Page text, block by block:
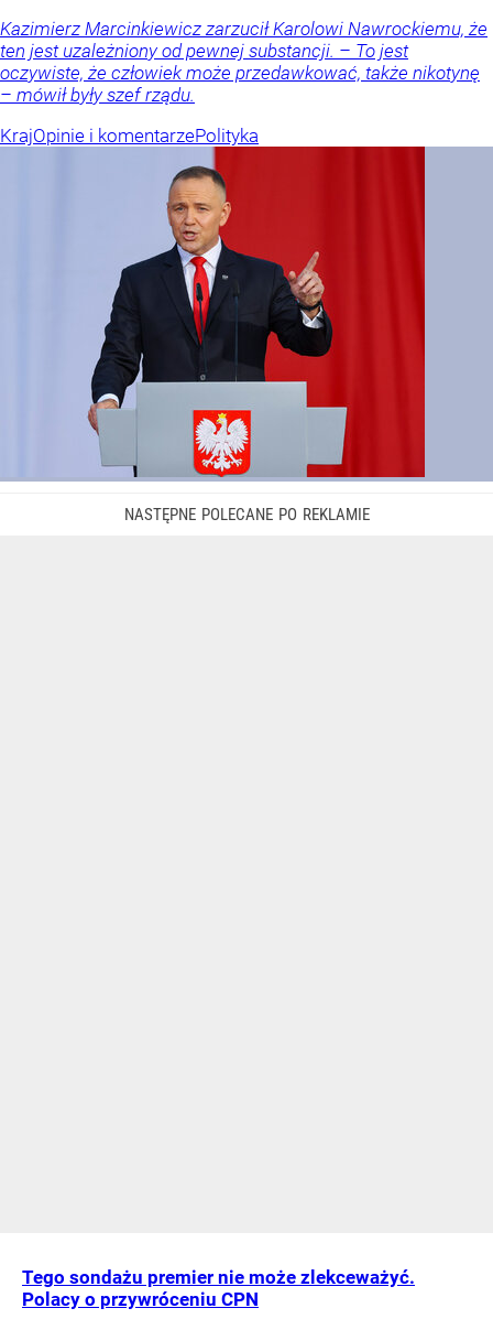
Kazimierz Marcinkiewicz zarzucił Karolowi Nawrockiemu, że
ten jest uzależniony od pewnej substancji. – To jest
oczywiste, że człowiek może przedawkować, także nikotynę
– mówił były szef rządu.
KrajOpinie i komentarzePolityka
Tego sondażu premier nie może zlekceważyć.
Polacy o przywróceniu CPN